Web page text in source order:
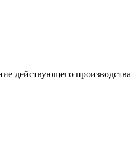
действующего производства